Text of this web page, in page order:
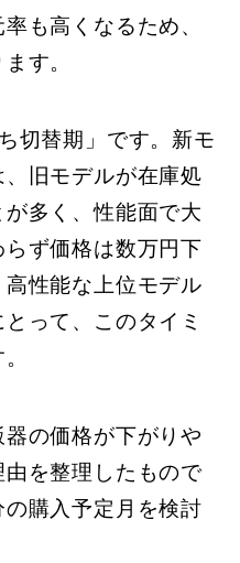
も高くなるため、
す。
切替期」です。新モ
旧モデルが在庫処
多く、性能面で大
ず価格は数万円下
性能な上位モデル
って、このタイミ
の価格が下がりや
を整理したもので
購入予定月を検討